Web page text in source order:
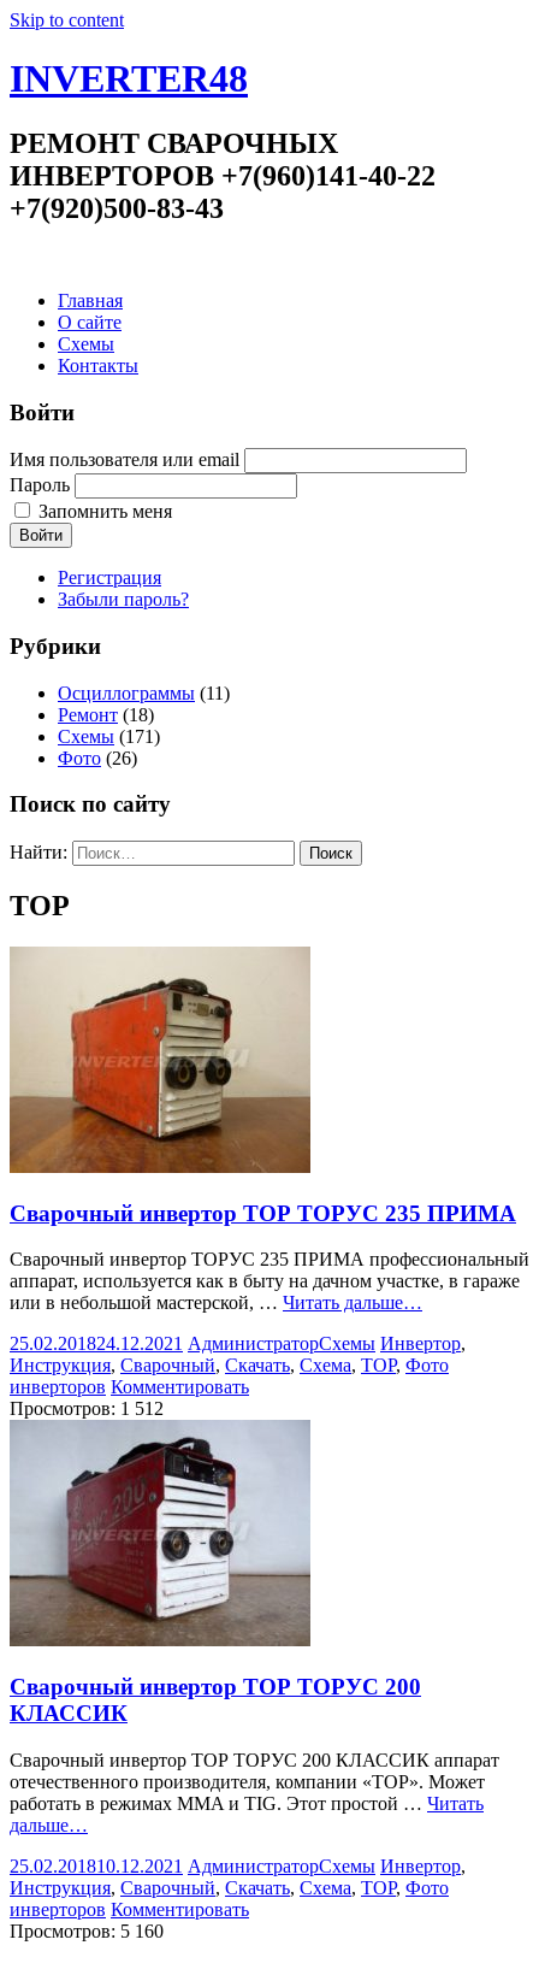
Skip to content
INVERTER48
РЕМОНТ СВАРОЧНЫХ
ИНВЕРТОРОВ +7(960)141-40-22
+7(920)500-83-43
Главная
О сайте
Схемы
Контакты
Войти
Имя пользователя или email
Пароль
Запомнить меня
Войти
Регистрация
Забыли пароль?
Рубрики
Осциллограммы (11)
Ремонт (18)
Схемы (171)
Фото (26)
Поиск по сайту
Найти:
ТОР
Сварочный инвертор ТОР ТОРУС 235 ПРИМА
Сварочный инвертор ТОРУС 235 ПРИМА профессиональный
аппарат, используется как в быту на дачном участке, в гараже
или в небольшой мастерской, … Читать дальше…
25.02.201824.12.2021 АдминистраторСхемы Инвертор,
Инструкция, Сварочный, Скачать, Схема, ТОР, Фото
инверторов Комментировать
Просмотров: 1 512
Cварочный инвертор ТОР ТОРУС 200
КЛАССИК
Cварочный инвертор ТОР ТОРУС 200 КЛАССИК аппарат
отечественного производителя, компании «ТОР». Может
работать в режимах MMA и TIG. Этот простой … Читать
дальше…
25.02.201810.12.2021 АдминистраторСхемы Инвертор,
Инструкция, Сварочный, Скачать, Схема, ТОР, Фото
инверторов Комментировать
Просмотров: 5 160